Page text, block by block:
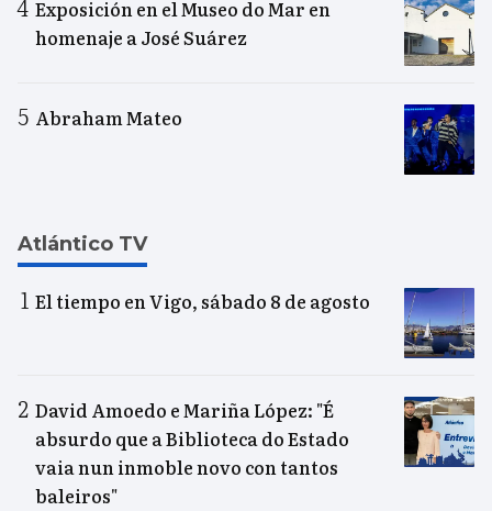
Exposición en el Museo do Mar en
homenaje a José Suárez
Abraham Mateo
Atlántico TV
El tiempo en Vigo, sábado 8 de agosto
David Amoedo e Mariña López: "É
absurdo que a Biblioteca do Estado
vaia nun inmoble novo con tantos
baleiros"